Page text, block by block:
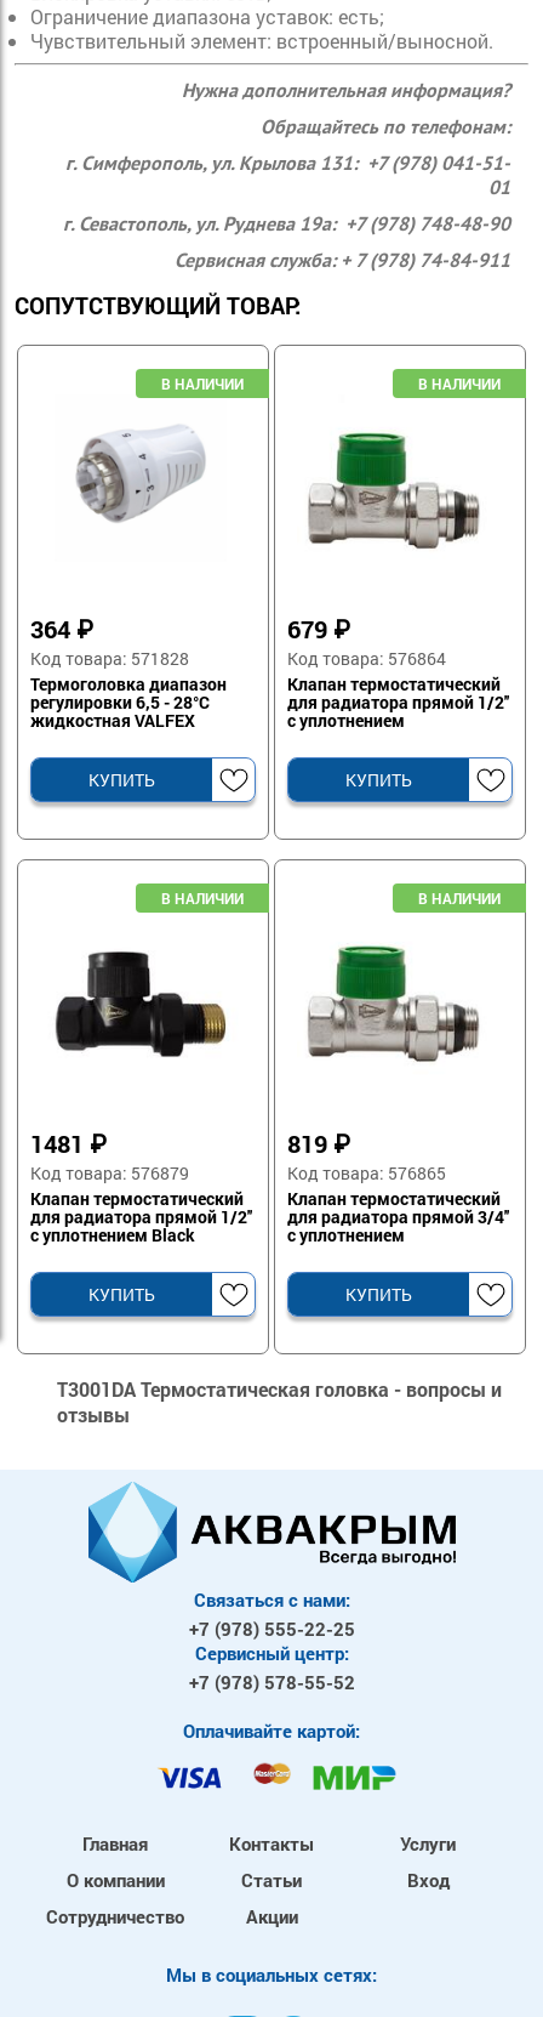
Ограничение диапазона уставок: есть;
Чувствительный элемент: встроенный/выносной.
Нужна дополнительная информация?
Обращайтесь по телефонам:
г. Симферополь, ул. Крылова 131: +7 (978) 041-51-
01
г. Севастополь, ул. Руднева 19а: +7 (978) 748-48-90
Сервисная служба: + 7 (978) 74-84-911
СОПУТСТВУЮЩИЙ ТОВАР:
364 ₽
Код товара: 571828
Термоголовка диапазон
регулировки 6,5 - 28°C
жидкостная VALFEX
КУПИТЬ
679 ₽
Код товара: 576864
Клапан термостатический
для радиатора прямой 1/2''
с уплотнением
КУПИТЬ
1481 ₽
Код товара: 576879
Клапан термостатический
для радиатора прямой 1/2''
с уплотнением Black
КУПИТЬ
819 ₽
Код товара: 576865
Клапан термостатический
для радиатора прямой 3/4''
с уплотнением
КУПИТЬ
T3001DA Термостатическая головка - вопросы и
отзывы
Связаться с нами:
+7 (978) 555-22-25
Сервисный центр:
+7 (978) 578-55-52
Оплачивайте картой:
Главная
О компании
Сотрудничество
Контакты
Статьи
Акции
Услуги
Вход
Mы в социальных сетях: